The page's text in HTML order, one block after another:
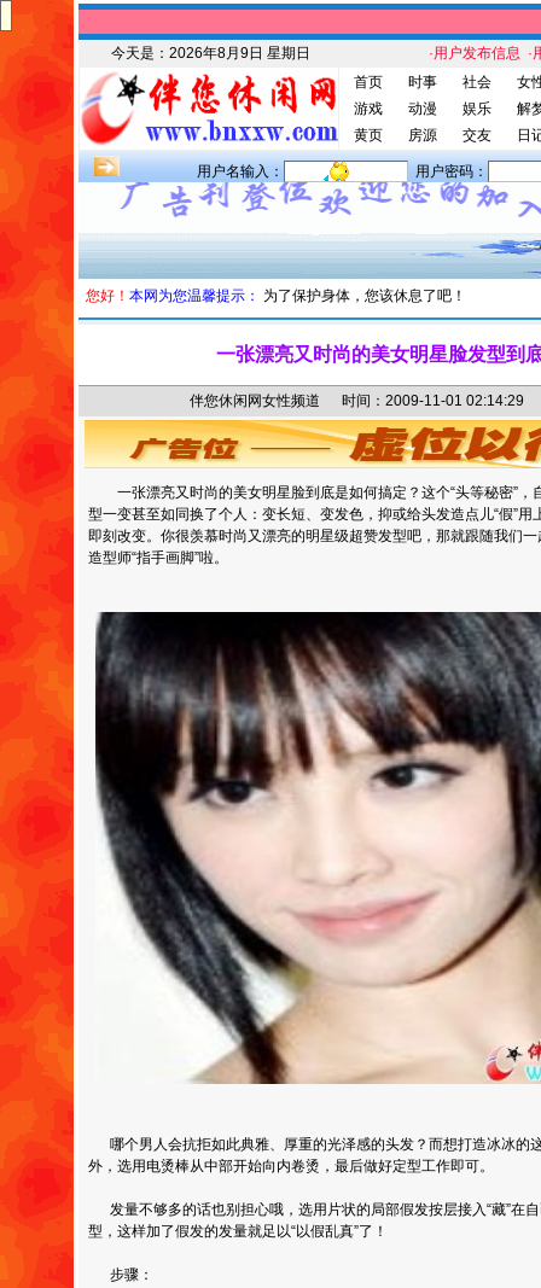
今天是： 2026年8月9日 星期日 ·用户发布信息 ·
首页
时事 社会
女
游戏
动漫 娱乐
解
黄页
房源 交友 日
用户名输入： 用户密码：
您好！ 本网为您温馨提示： 为了保护身体，您该休息了吧！
一张漂亮又时尚的美女明星脸发型到
伴您休闲网女性频道 时间：2009-11-01
一张漂亮又时尚的美女明星脸到底是如何搞定？这个“头等秘密”，
型一变甚至如同换了个人：变长短、变发色，抑或给头发造点儿“假”
即刻改变。你很羡慕时尚又漂亮的明星级超赞发型吧，那就跟随我们
造型师“指手画脚”啦。
哪个男人会抗拒如此典雅、厚重的光泽感的头发？而想打造冰冰的
外，选用电烫棒从中部开始向内卷烫，最后做好定型工作即可。
发量不够多的话也别担心哦，选用片状的局部假发按层接入“藏”在
型，这样加了假发的发量就足以“以假乱真”了！
步骤：